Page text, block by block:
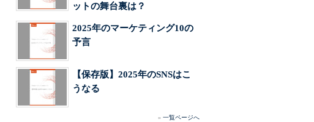
ットの舞台裏は？
2025年のマーケティング10の
予言
【保存版】2025年のSNSはこ
うなる
» 一覧ページへ